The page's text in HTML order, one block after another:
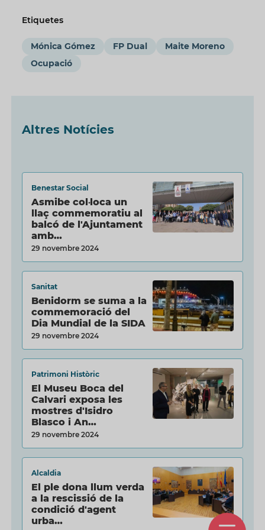
Etiquetes
Mónica Gómez FP Dual
Maite Moreno
Ocupació
Altres Notícies
Benestar Social
Asmibe col·loca un
llaç commemoratiu al
balcó de l'Ajuntament
amb…
29 novembre 2024
Sanitat
Benidorm se suma a la
commemoració del
Dia Mundial de la SIDA
29 novembre 2024
Patrimoni Històric
El Museu Boca del
Calvari exposa les
mostres d'Isidro
Blasco i An…
29 novembre 2024
Alcaldia
El ple dona llum verda
a la rescissió de la
condició d'agent
urba…